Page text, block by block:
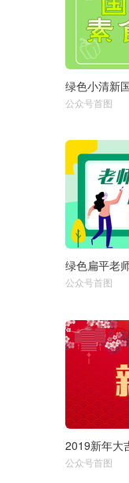
选择尺寸：
公众号首图
选择尺寸：
公众号首图
选择尺寸：
公众号首图